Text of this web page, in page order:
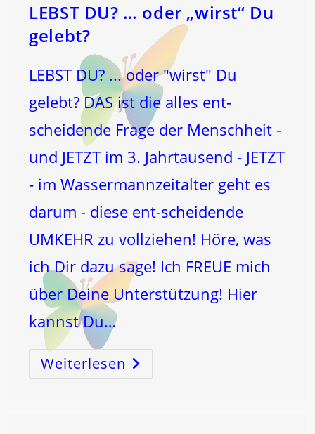
LEBST DU? … oder „wirst“ Du
gelebt?
LEBST DU? ... oder "wirst" Du
gelebt? DAS ist die alles ent-
scheidende Frage der Menschheit -
und JETZT im 3. Jahrtausend - JETZT
- im Wassermannzeitalter geht es
darum - diese ent-scheidende
UMKEHR zu vollziehen! Höre, was
ich Dir dazu sage! Ich FREUE mich
über Deine Unterstützung! Hier
kannst Du…
Weiterlesen LEBST
DU?
…